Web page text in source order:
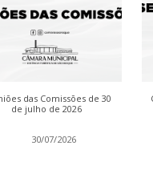
das Comissões de 30
de julho de 2026
30/07/2026